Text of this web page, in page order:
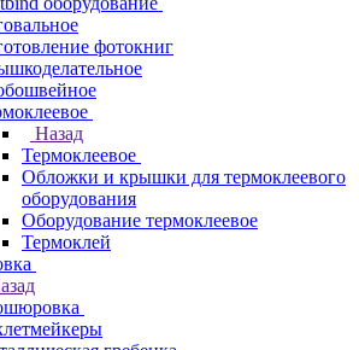
фотокниг
Назад
Термоклеевое
Обложки и крышки для термоклеевого
оборудования
Оборудование термоклеевое
Термоклей